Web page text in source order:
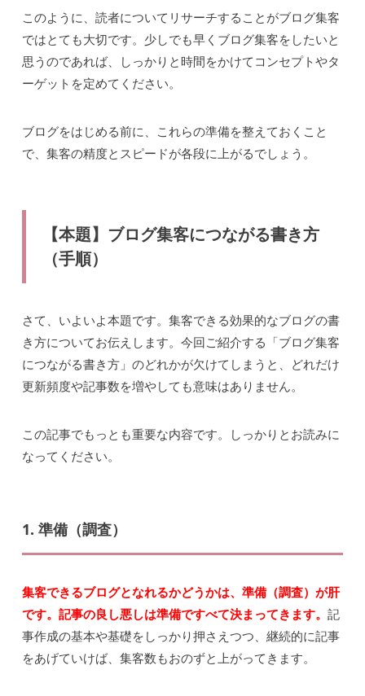
このように、読者についてリサーチすることがブログ集客
ではとても大切です。少しでも早くブログ集客をしたいと
思うのであれば、しっかりと時間をかけてコンセプトやタ
ーゲットを定めてください。
ブログをはじめる前に、これらの準備を整えておくこと
で、集客の精度とスピードが各段に上がるでしょう。
【本題】ブログ集客につながる書き方
（手順）
さて、いよいよ本題です。集客できる効果的なブログの書
き方についてお伝えします。今回ご紹介する「ブログ集客
につながる書き方」のどれかが欠けてしまうと、どれだけ
更新頻度や記事数を増やしても意味はありません。
この記事でもっとも重要な内容です。しっかりとお読みに
なってください。
1. 準備（調査）
集客できるブログとなれるかどうかは、準備（調査）が肝
です。記事の良し悪しは準備ですべて決まってきます。 記
事作成の基本や基礎をしっかり押さえつつ、継続的に記事
をあげていけば、集客数もおのずと上がってきます。